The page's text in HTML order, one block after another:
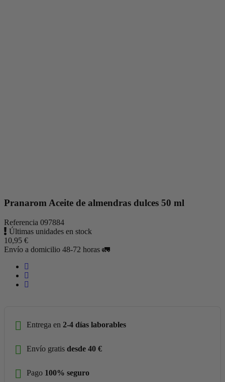
Pranarom Aceite de almendras dulces 50 ml
Referencia 097884
Últimas unidades en stock
10,95 €
Envío a domicilio 48-72 horas 🚛
Entrega en 2-4 días laborables
Envío gratis desde 40 €
Pago 100% seguro